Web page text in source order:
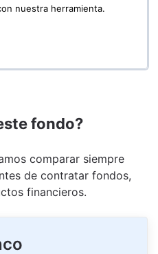
nuestra herramienta.
fondo?
comparar siempre
de contratar fondos,
financieros.